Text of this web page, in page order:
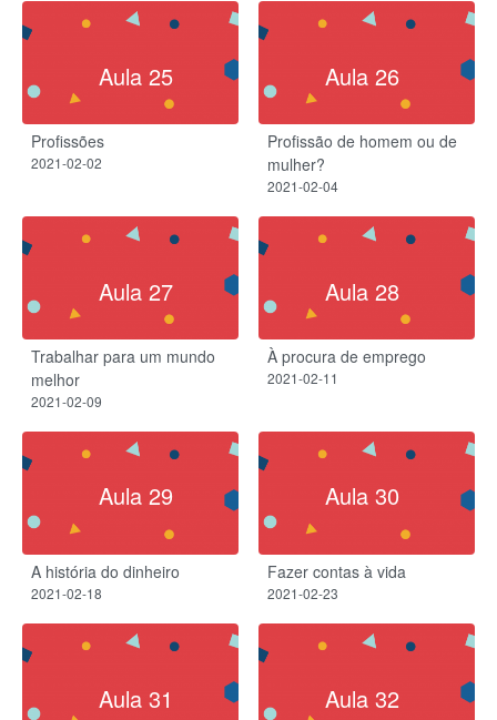
Aula 25
Profissões
2021-02-02
Aula 26
Profissão de homem ou de
mulher?​
2021-02-04
Aula 27
Trabalhar para um mundo
melhor​
2021-02-09
Aula 28
À procura de emprego​
2021-02-11
Aula 29
A história do dinheiro
2021-02-18
Aula 30
Fazer contas à vida
2021-02-23
Aula 31 Aula 32